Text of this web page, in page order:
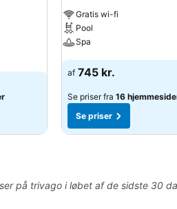
Gratis wi-fi
Pool
Spa
Se priser
af 745 kr.
Se priser fra 16
Se priser
på trivago i løbet af de sidste 30